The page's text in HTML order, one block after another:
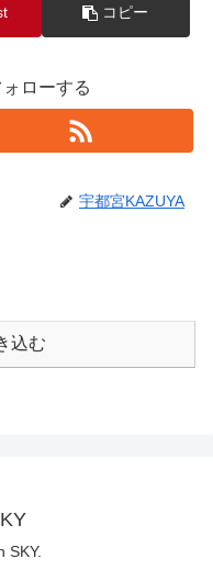
コピー
ローする
宇都宮KAZUYA
込む
SKY.